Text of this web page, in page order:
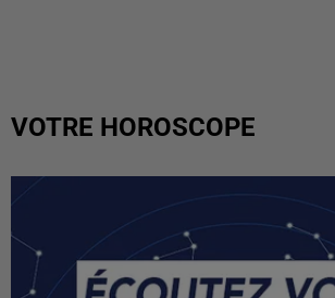
VOTRE HOROSCOPE